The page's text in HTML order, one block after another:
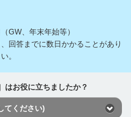
GW、年末年始等）
回答までに数日かかることがあり
。
はお役に立ちましたか？
てください)